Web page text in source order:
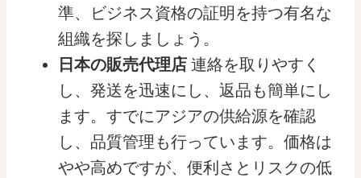
準、ビジネス資格の証明を持つ有名な
組織を探しましょう。
日本の販売代理店 連絡を取りやすく
し、発送を迅速にし、返品も簡単にし
ます。すでにアジアの供給源を確認
し、品質管理も行っています。価格は
やや高めですが、便利さとリスクの低